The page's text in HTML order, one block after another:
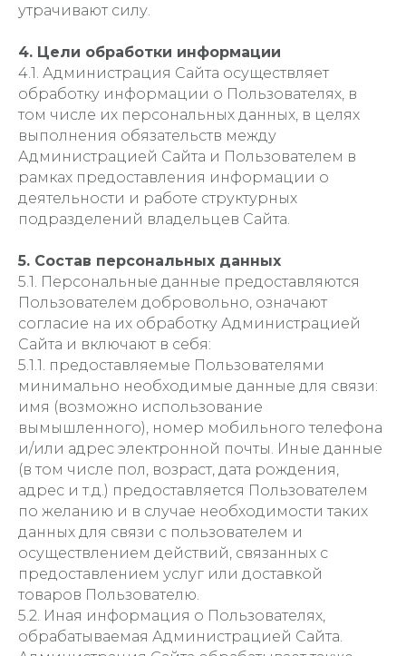
утрачивают силу.
4. Цели обработки информации
4.1. Администрация Сайта осуществляет
обработку информации о Пользователях, в
том числе их персональных данных, в целях
выполнения обязательств между
Администрацией Сайта и Пользователем в
рамках предоставления информации о
деятельности и работе структурных
подразделений владельцев Сайта.
5. Состав персональных данных
5.1. Персональные данные предоставляются
Пользователем добровольно, означают
согласие на их обработку Администрацией
Сайта и включают в себя:
5.1.1. предоставляемые Пользователями
минимально необходимые данные для связи:
имя (возможно использование
вымышленного), номер мобильного телефона
и/или адрес электронной почты. Иные данные
(в том числе пол, возраст, дата рождения,
адрес и т.д.) предоставляется Пользователем
по желанию и в случае необходимости таких
данных для связи с пользователем и
осуществлением действий, связанных с
предоставлением услуг или доставкой
товаров Пользователю.
5.2. Иная информация о Пользователях,
обрабатываемая Администрацией Сайта.